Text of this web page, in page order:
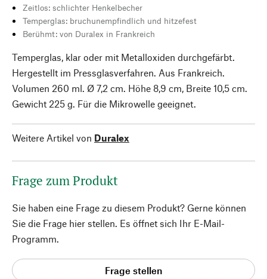
Zeitlos: schlichter Henkelbecher
Temperglas: bruchunempfindlich und hitzefest
Berühmt: von Duralex in Frankreich
Temperglas, klar oder mit Metalloxiden durchgefärbt.
Hergestellt im Pressglasverfahren. Aus Frankreich.
Volumen 260 ml. Ø 7,2 cm. Höhe 8,9 cm, Breite 10,5 cm.
Gewicht 225 g. Für die Mikrowelle geeignet.
Weitere Artikel von Duralex
Frage zum Produkt
Sie haben eine Frage zu diesem Produkt? Gerne können
Sie die Frage hier stellen. Es öffnet sich Ihr E-Mail-
Programm.
Frage stellen